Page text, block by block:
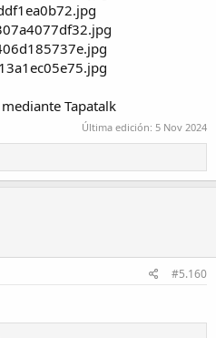
Tapatalk
Última edición: 5 Nov 2024
#5.160